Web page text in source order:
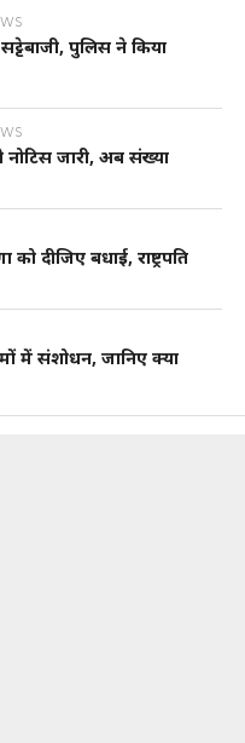
पुलिस ने किया
नोटिस जारी, अब संख्या
को दीजिए बधाई, राष्ट्रपति
में संशोधन, जानिए क्या